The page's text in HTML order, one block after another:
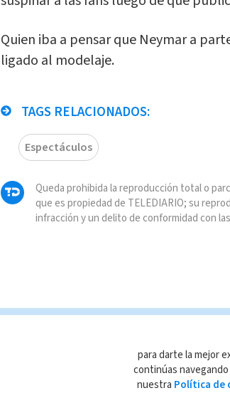
Quien iba a pensar que Neymar a
ligado al modelaje.
TAGS RELACIONADOS:
Espectáculos
Queda prohibida la reproducción total o
que es propiedad de TELEDIARIO; su
infracción y un delito de conformidad con
para darte la mejor
continúas
nuestra Política de